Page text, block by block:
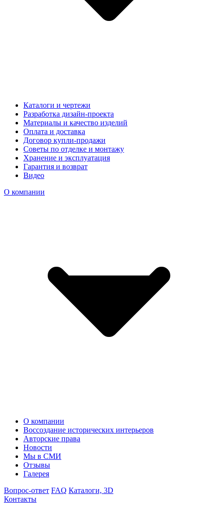
Каталоги и чертежи
Разработка дизайн-проекта
Материалы и качество изделий
Оплата и доставка
Договор купли-продажи
Советы по отделке и монтажу
Хранение и эксплуатация
Гарантия и возврат
Видео
О компании
О компании
Воссоздание исторических интерьеров
Авторские права
Новости
Мы в СМИ
Отзывы
Галерея
Вопрос-ответ FAQ Каталоги, 3D
Контакты